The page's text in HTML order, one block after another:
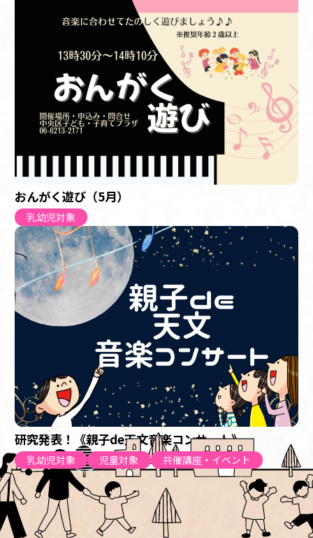
おんがく遊び（5月）
乳幼児対象
研究発表！《親子de天文音楽コンサート》
乳幼児対象 児童対象 共催講座・イベント